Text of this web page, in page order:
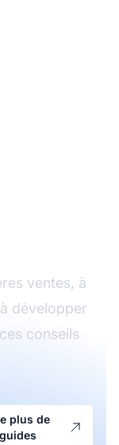
ventes, à
développer
conseils
plus de
guides